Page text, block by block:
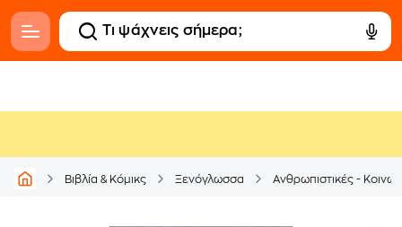
Βιβλία & Κόμικς Ξενόγλωσσα Ανθρωπιστικές -